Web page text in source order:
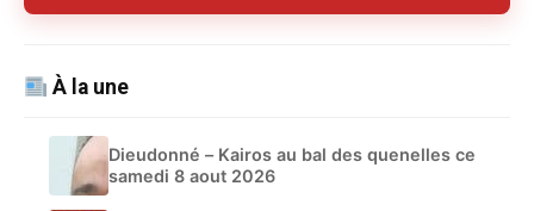
À la une
Dieudonné – Kairos au bal des quenelles ce
samedi 8 aout 2026